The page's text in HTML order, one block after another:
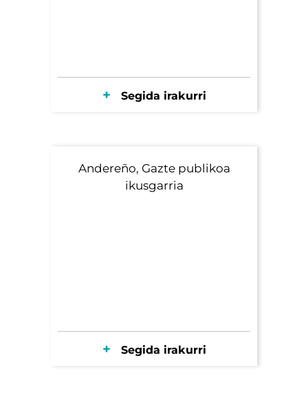
Segida irakurri
Andereño, Gazte publikoa
ikusgarria
Segida irakurri